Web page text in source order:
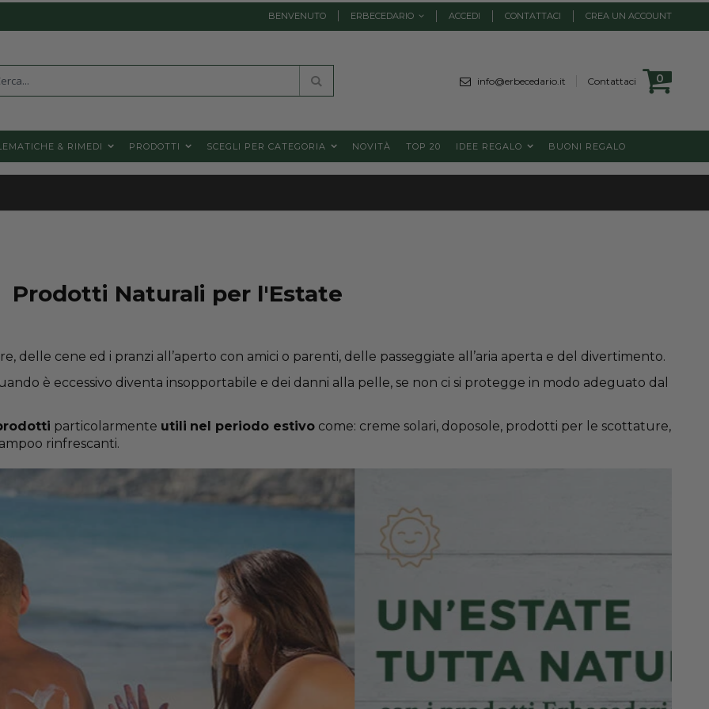
BENVENUTO ERBECEDARIO ACCEDI CONTATTACI CREA UN ACCOUNT
Cart
0
info@erbecedario.it Contattaci
& RIMEDI PRODOTTI SCEGLI PER CATEGORIA NOVITÀ TOP 20 IDEE REGALO BUONI REGALO
Prodotti Naturali per l'Estate
delle cene ed i pranzi all’aperto con amici o parenti, delle passeggiate all’aria aperta e del divertimento.
è eccessivo diventa insopportabile e dei danni alla pelle, se non ci si protegge in modo adeguato dal
particolarmente utili nel periodo estivo come: creme solari, doposole, prodotti per le scottature,
rinfrescanti.